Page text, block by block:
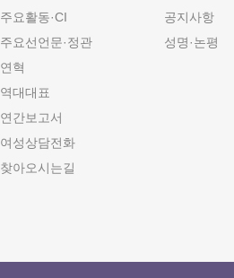
주요활동·CI
주요선언문·정관
연혁
역대대표
연간보고서
여성상담전화
찾아오시는길
공지사항
성명·논평